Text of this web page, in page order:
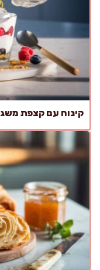
קינוח עם קצפת משגע ב-20 דקות, בלי